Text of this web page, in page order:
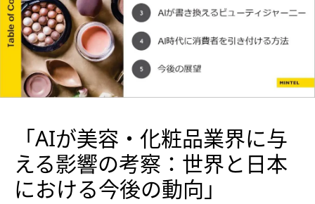
「AIが美容・化粧品業界に与
える影響の考察：世界と日本
における今後の動向」